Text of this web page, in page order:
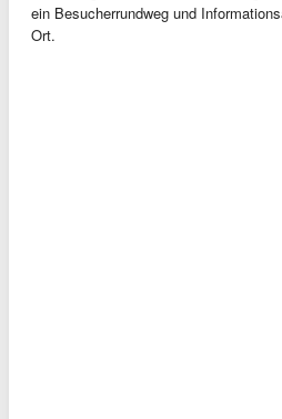
ein Besucherrundweg und
Ort.